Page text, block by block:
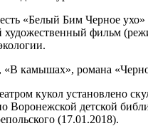
«Белый Бим Черное
фильм
«В камышах», романа
кукол установлено
Воронежской детской
(17.01.2018).